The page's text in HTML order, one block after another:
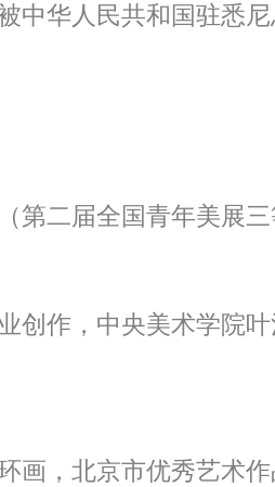
中华人民共和国驻悉
第二届全国青年美展
创作，中央美术学院
画，北京市优秀艺术